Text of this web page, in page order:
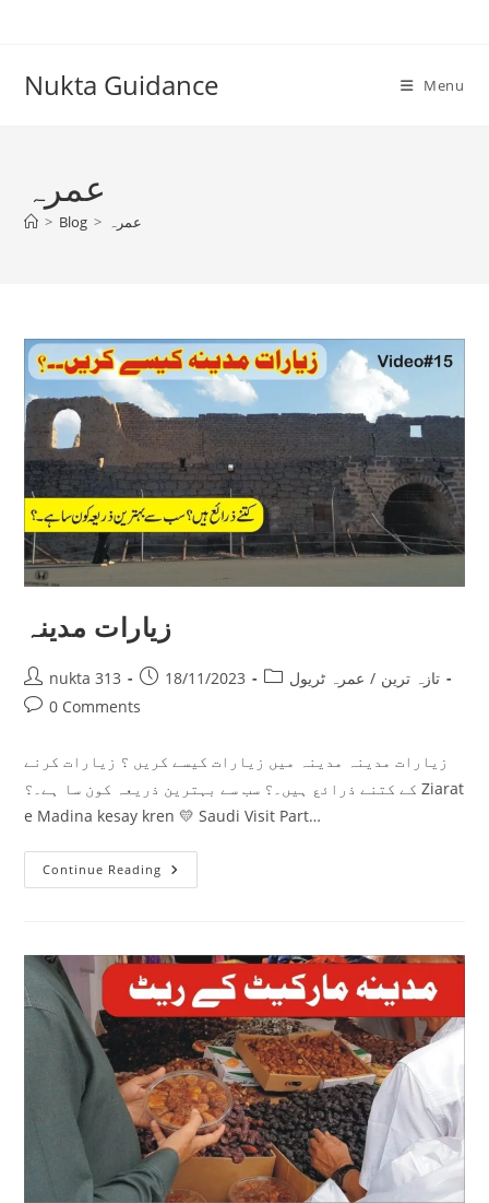
Nukta Guidance Menu
عمرہ
> Blog > عمرہ
زیارات مدینہ
Post
author:
nukta 313
Post
published:
18/11/2023
Post
تازہ ترین / عمرہ ٹریول
Post0 Comments
زیارات مدینہ مدینہ میں زیارات کیسے کریں ؟ زیارات کرنے
کے کتنے ذرائع ہیں۔؟ سب سے بہترین ذریعہ کون سا ہے۔؟ Ziarat
e Madina kesay kren 💛 Saudi Visit Part…
Continue Reading زیارات
مدینہ